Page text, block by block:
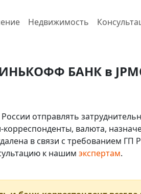
Недвижимость
БАНК в
отправлять
валюта,
в связи с требованием
к нашим экспертам.